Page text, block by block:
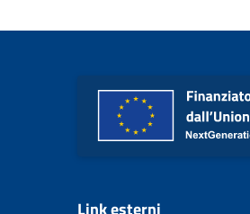
Link esterni